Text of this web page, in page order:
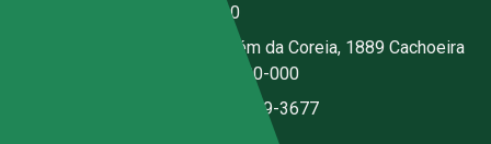
Paulo - SP - CEP: 03167-020
Estrada Jerusalém da Coreia, 1889 Cachoeira
- Santa Isabel - SP - CEP 07500-000
(11) 97059-3677